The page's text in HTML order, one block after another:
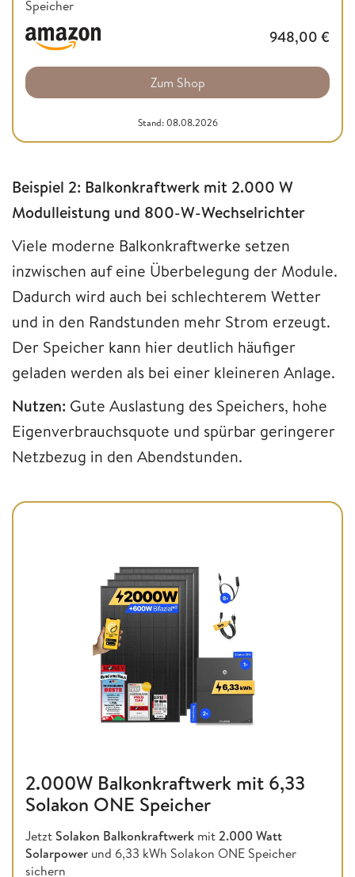
Speicher
948,00 €
Zum Shop
Stand: 08.08.2026
Beispiel 2: Balkonkraftwerk mit 2.000 W
Modulleistung und 800-W-Wechselrichter
Viele moderne Balkonkraftwerke setzen
inzwischen auf eine Überbelegung der Module.
Dadurch wird auch bei schlechterem Wetter
und in den Randstunden mehr Strom erzeugt.
Der Speicher kann hier deutlich häufiger
geladen werden als bei einer kleineren Anlage.
Nutzen: Gute Auslastung des Speichers, hohe
Eigenverbrauchsquote und spürbar geringerer
Netzbezug in den Abendstunden.
2.000W Balkonkraftwerk mit 6,33
Solakon ONE Speicher
JetztSolakon Balkonkraftwerk mit2.000 Watt
Solarpower und 6,33 kWh Solakon ONE Speicher
sichern